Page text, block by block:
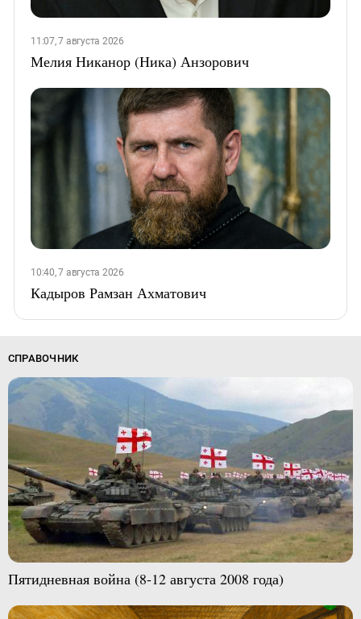
11:07, 7 августа 2026
Мелия Никанор (Ника) Анзорович
10:40, 7 августа 2026
Кадыров Рамзан Ахматович
СПРАВОЧНИК
Пятидневная война (8-12 августа 2008 года)